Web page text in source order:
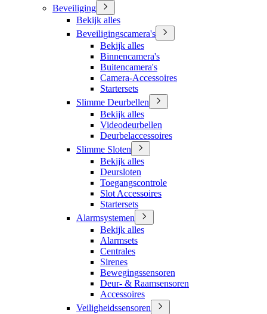
Beveiliging
Bekijk alles
Beveiligingscamera's
Bekijk alles
Binnencamera's
Buitencamera's
Camera-Accessoires
Startersets
Slimme Deurbellen
Bekijk alles
Videodeurbellen
Deurbelaccessoires
Slimme Sloten
Bekijk alles
Deursloten
Toegangscontrole
Slot Accessoires
Startersets
Alarmsystemen
Bekijk alles
Alarmsets
Centrales
Sirenes
Bewegingssensoren
Deur- & Raamsensoren
Accessoires
Veiligheidssensoren